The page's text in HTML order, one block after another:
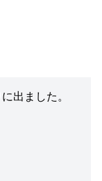
出ました。